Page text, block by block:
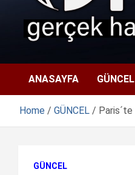
ANASAYFA GÜNCEL
Home GÜNCEL
GÜNCEL